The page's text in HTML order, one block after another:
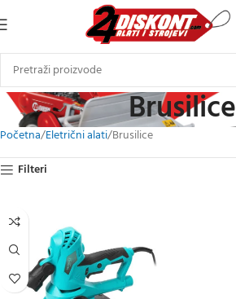
Brusilice
Početna Eletrični alati Brusilice
Filteri